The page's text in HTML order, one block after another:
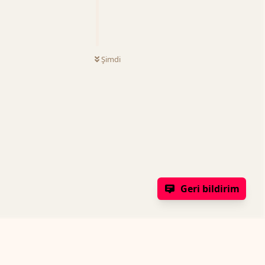
Geri bildirim
Şimdi